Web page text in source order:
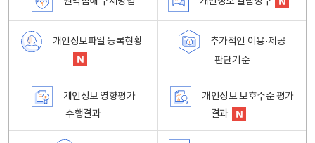
개인정보파일 등록현황
추가적인 이용·제공
판단기준
개인정보 영향평가
수행결과
개인정보 보호수준 평가
결과